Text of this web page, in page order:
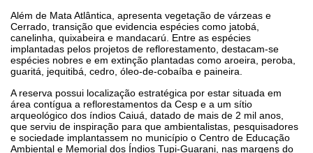
Além de Mata Atlântica, apresenta vegetação de várzeas e
Cerrado, transição que evidencia espécies como jatobá,
canelinha, quixabeira e mandacarú. Entre as espécies
implantadas pelos projetos de reflorestamento, destacam-se
espécies nobres e em extinção plantadas como aroeira, peroba,
guaritá, jequitibá, cedro, óleo-de-cobaíba e paineira.
A reserva possui localização estratégica por estar situada em
área contígua a reflorestamentos da Cesp e a um sítio
arqueológico dos índios Caiuá, datado de mais de 2 mil anos,
que serviu de inspiração para que ambientalistas, pesquisadores
e sociedade implantassem no município o Centro de Educação
Ambiental e Memorial dos Índios Tupi-Guarani, nas margens do